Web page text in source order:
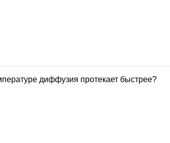
диффузия протекает быстрее?